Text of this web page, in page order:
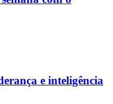
e inteligência